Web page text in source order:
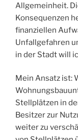
Allgemeinheit.
Konsequenzen
finanziellen
Unfallgefahren
in der Stadt will
Mein Ansatz ist:
Stellplätzen in
Besitzer zur
weiter zu